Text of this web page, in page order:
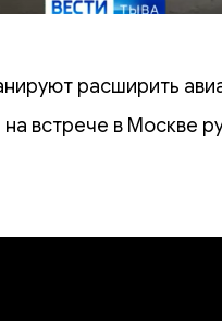
расширить
встрече в Москве